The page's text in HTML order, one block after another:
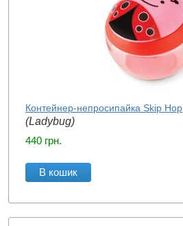
Контейнер-непросипайка Skip Hop
(Ladybug)
440 грн.
В кошик